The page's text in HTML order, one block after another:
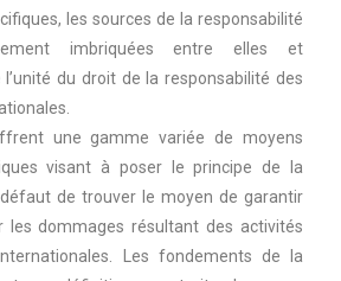
les sources de la responsabilité
imbriquées entre elles et
du droit de la responsabilité des
une gamme variée de moyens
visant à poser le principe de la
de trouver le moyen de garantir
les dommages résultant des activités
Les fondements de la